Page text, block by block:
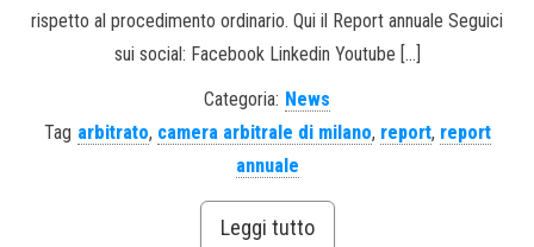
rispetto al procedimento ordinario. Qui il Report annuale Seguici
sui social: Facebook Linkedin Youtube […]
Categoria: News
Tag arbitrato, camera arbitrale di milano, report, report
annuale
Leggi tutto